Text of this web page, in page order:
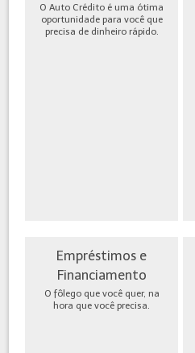
O Auto Crédito é uma ótima
oportunidade para você que
precisa de dinheiro rápido.
Empréstimos e
Financiamento
O fôlego que você quer, na
hora que você precisa.